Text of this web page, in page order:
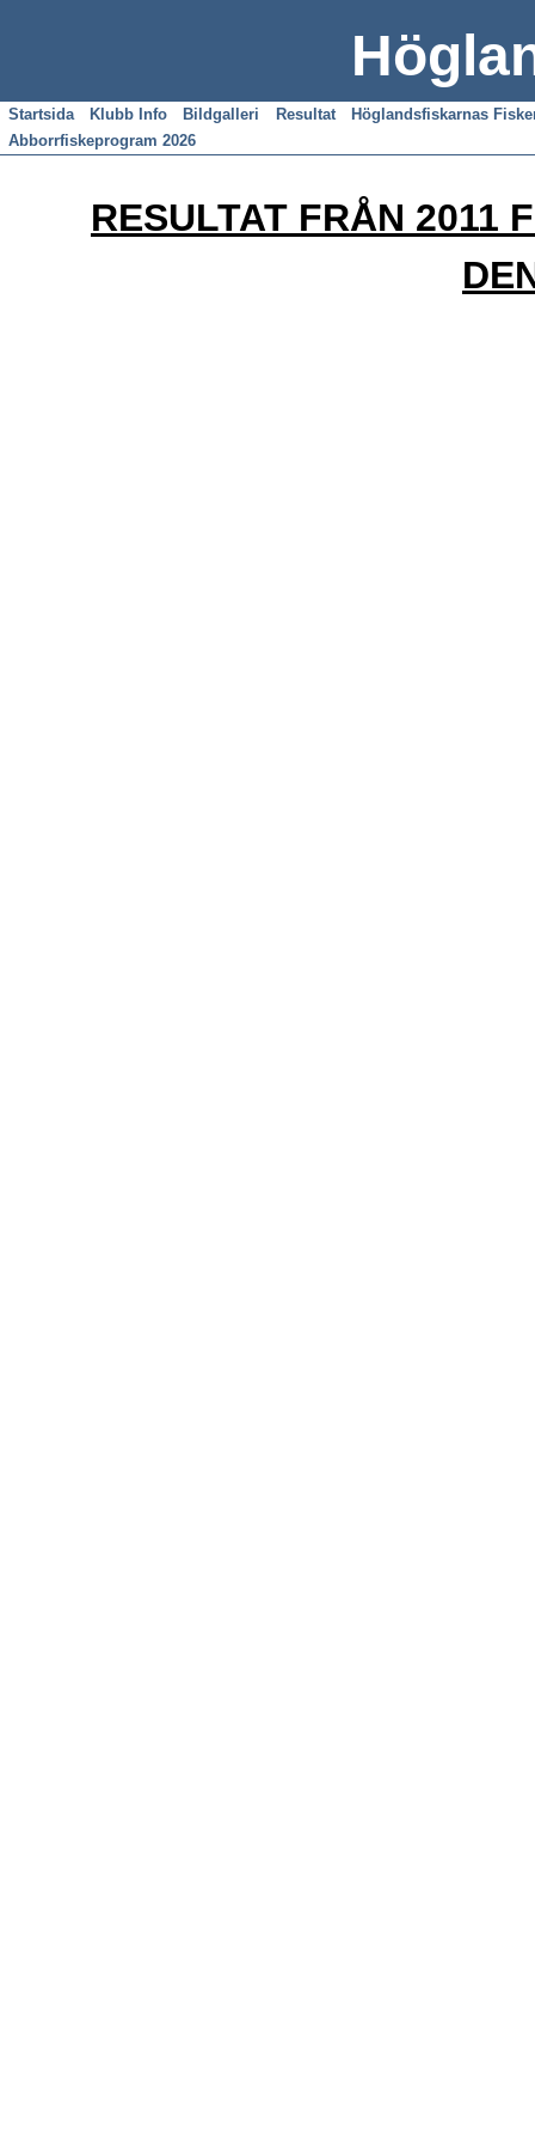
Startsida Klubb Info Bildgalleri Resultat
Höglandsfiskarnas
Abborrfiskeprogram 2026
RESULTAT FRÅN 2011